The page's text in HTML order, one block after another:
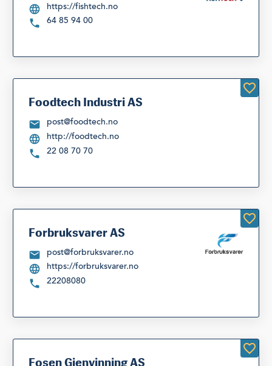
https://fishtech.no
64 85 94 00
Foodtech Industri AS
post@foodtech.no
http://foodtech.no
22 08 70 70
Forbruksvarer AS
post@forbruksvarer.no
https://forbruksvarer.no
22208080
Fosen Gjenvinning AS